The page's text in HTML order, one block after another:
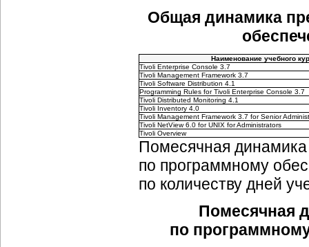
Общая динамика
Наименование учебного
Tivoli Enterprise Console 3.7
Tivoli Management Framework 3.7
Tivoli Software Distribution 4.1
Programming Rules for Tivoli Enterprise Console 3.7
Tivoli Distributed Monitoring 4.1
Tivoli Inventory 4.0
Tivoli Management Framework 3.7 for Senior
Tivoli NetView 6.0 for UNIX for Administrators
Tivoli Overview
Помесячная динамика
по программному
по количеству дней
Помесячная
по